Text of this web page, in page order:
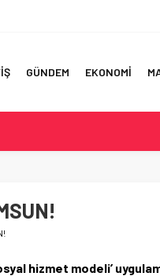
GÜNDEM EKONOMİ
EN BÜYÜK HATALAR
hizmet modeli’